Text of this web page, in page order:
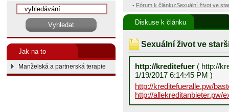
Jak na to
Manželská a partnerská terapie
- Fórum k článku:Sexuální život ve
Diskuse k článku
Sexuální život ve
http://kreditefuer ( http://
1/19/2017 6:14:45 PM )
http://kreditefueralle.pw/
http://allekreditanbieter.pw/